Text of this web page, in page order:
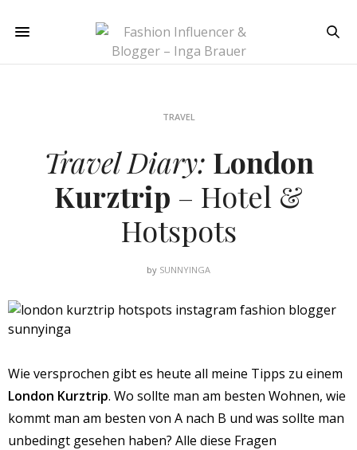
TRAVEL
Travel Diary: London
Kurztrip – Hotel &
Hotspots
by SUNNYINGA
Wie versprochen gibt es heute all meine Tipps zu einem
London Kurztrip. Wo sollte man am besten Wohnen, wie
kommt man am besten von A nach B und was sollte man
unbedingt gesehen haben? Alle diese Fragen